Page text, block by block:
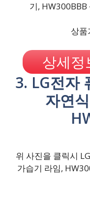
기, HW300BBB
상품
상세정
3. LG전자
자연
위 사진을 클릭시
가습기 라임,